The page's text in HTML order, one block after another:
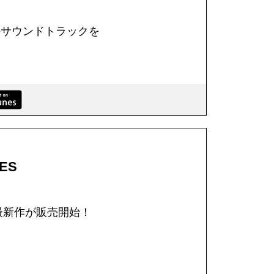
ウンドトラックを
作が販売開始！